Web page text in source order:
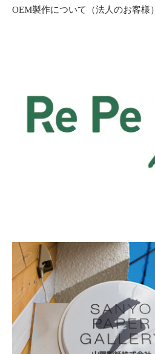
OEM製作について（法人のお客様）